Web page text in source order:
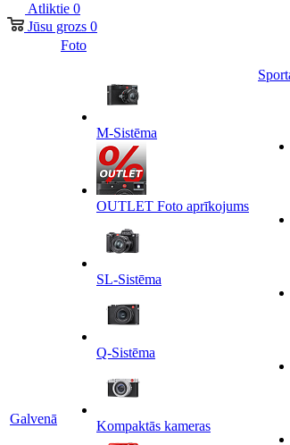
Atliktie 0
Jūsu grozs 0
Galvenā
Foto
M-Sistēma
OUTLET Foto aprīkojums
SL-Sistēma
Q-Sistēma
Kompaktās kameras